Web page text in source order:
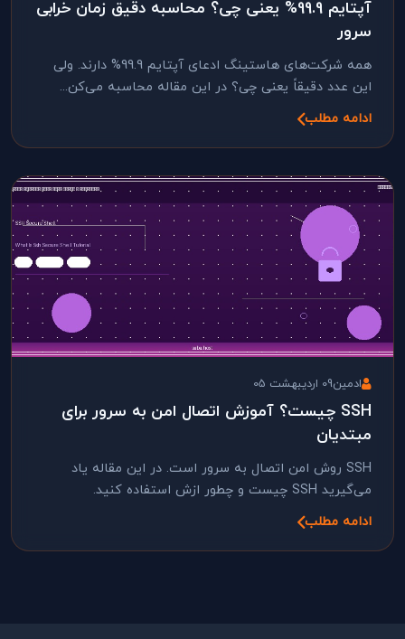
آپتایم 99.9% یعنی چی؟ محاسبه دقیق زمان خرابی
سرور
همه شرکت‌های هاستینگ ادعای آپتایم 99.9% دارند. ولی
این عدد دقیقاً یعنی چی؟ در این مقاله محاسبه می‌کن...
ادامه مطلب
ادمین09 اردیبهشت 05
SSH چیست؟ آموزش اتصال امن به سرور برای
مبتدیان
SSH روش امن اتصال به سرور است. در این مقاله یاد
می‌گیرید SSH چیست و چطور ازش استفاده کنید.
ادامه مطلب